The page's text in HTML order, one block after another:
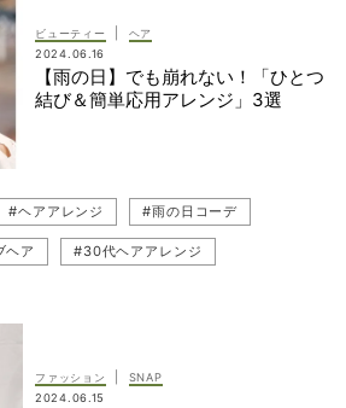
ビューティー
ヘア
2024.06.16
【雨の日】でも崩れない！「ひとつ
結び＆簡単応用アレンジ」3選
#ヘアアレンジ #雨の日コーデ
ヘア #30代ヘアアレンジ
ファッション
SNAP
2024.06.15